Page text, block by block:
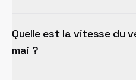
Quelle est la vitesse du
mai ?